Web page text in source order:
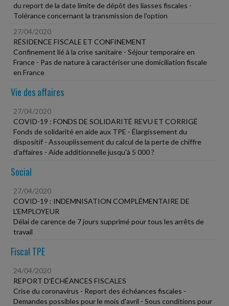
du report de la date limite de dépôt des liasses fiscales -
Tolérance concernant la transmission de l'option
27/04/2020
RÉSIDENCE FISCALE ET CONFINEMENT
Confinement lié à la crise sanitaire - Séjour temporaire en
France - Pas de nature à caractériser une domiciliation fiscale
en France
Vie des affaires
27/04/2020
COVID-19 : FONDS DE SOLIDARITÉ REVU ET CORRIGÉ
Fonds de solidarité en aide aux TPE - Élargissement du
dispositif - Assouplissement du calcul de la perte de chiffre
d'affaires - Aide additionnelle jusqu'à 5 000 ?
Social
27/04/2020
COVID-19 : INDEMNISATION COMPLÉMENTAIRE DE
L'EMPLOYEUR
Délai de carence de 7 jours supprimé pour tous les arrêts de
travail
Fiscal TPE
24/04/2020
REPORT D'ÉCHÉANCES FISCALES
Crise du coronavirus - Report des échéances fiscales -
Demandes possibles pour le mois d'avril - Sous conditions pour